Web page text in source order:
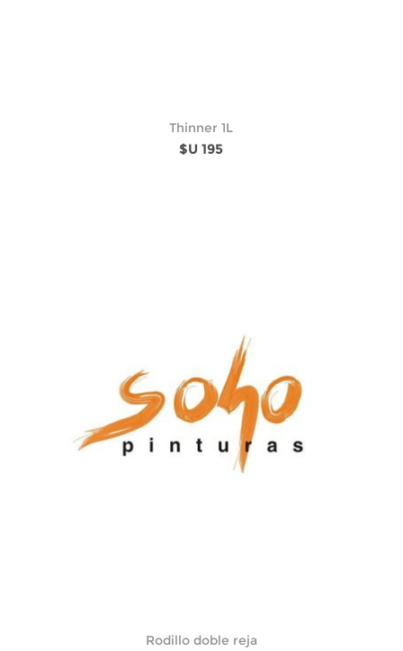
Thinner 1L
$U 195
Rodillo doble reja